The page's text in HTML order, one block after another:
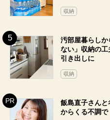
収納
汚部屋暮らし
ない」収納の
引き出しに
収納
飯島直子さん
からくる不調で